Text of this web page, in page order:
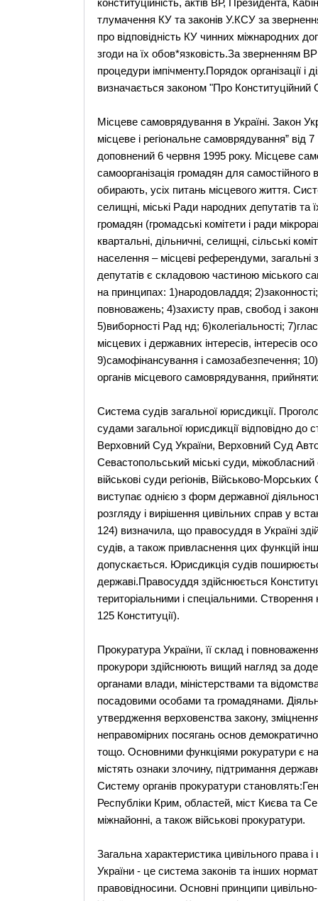
конституційність, актів ВР, Президента,
тлумачення КУ та законів У.КСУ за
про відповідність КУ чинних міжнародних
згоди на їх обов*язковість.За зверненням
процедури імпічменту.Порядок організації
визначається законом "Про Конституційний
Місцеве самоврядування в Україні. Закон
місцеве і регіональне самоврядування” від
доповнений 6 червня 1995 року. Місцеве
самоорганізація громадян для
обирають, усіх питань місцевого життя.
селищні, міські Ради народних депутатів та
громадян (громадські комітети і ради
квартальні, дільничні, селищні, сільські
населення – місцеві референдуми,
депутатів є складовою частиною міського
на принципах: 1)народовладдя;
повноважень; 4)захисту прав, свобод і
5)виборності Рад нд; 6)колегіальності;
місцевих і державних інтересів, інтересів
9)самофінансування і самозабезпечення;
органів місцевого самоврядування,
Система судів загальної юрисдикції.
судами загальної юрисдикції відповідно до
Верховний Суд України, Верховний Суд
Севастопольський міські суди, міжобласний
військові суди регіонів, Військово-
виступає однією з форм державної
розгляду і вирішення цивільних справ у
124) визначила, що правосуддя в Україні
судів, а також привласнення цих функцій
допускається. Юрисдикція судів
державі.Правосуддя здійснюється
територіальними і спеціальними.
125 Конституції).
Прокуратура України, її склад і
прокурори здійснюють вищий нагляд за
органами влади, міністерствами та
посадовими особами та громадянами.
утвердження верховенства закону,
неправомірних посягань основ
тощо. Основними функціями рокуратури є
містять ознаки злочину, підтримання
Систему органів прокуратури
Республіки Крим, областей, міст Києва та
міжнайонні, а також військові прокуратури.
Загальна характеристика цивільного права
України - це система законів та інших
правовідносини. Основні принципи